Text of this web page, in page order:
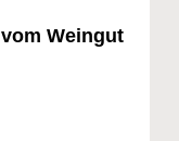
Weingut